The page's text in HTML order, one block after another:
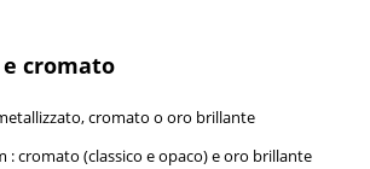
cromato
cromato o oro brillante
: cromato (classico e opaco) e oro brillante